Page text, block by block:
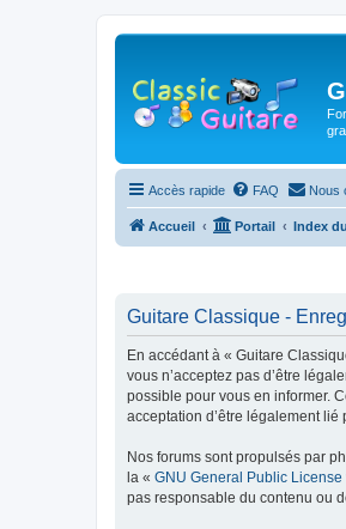
Accès rapide FAQ Nous
Accueil Portail Index
Guitare Classique -
En accédant à « Guitare
vous n’acceptez pas d’être
possible pour vous en informer.
acceptation d’être légalement
Nos forums sont propulsés par
la « GNU General Public License
pas responsable du contenu ou